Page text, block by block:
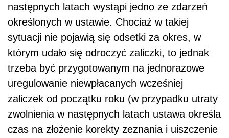
następnych latach wystąpi jedno ze zdarzeń
określonych w ustawie. Chociaż w takiej
sytuacji nie pojawią się odsetki za okres, w
którym udało się odroczyć zaliczki, to jednak
trzeba być przygotowanym na jednorazowe
uregulowanie niewpłacanych wcześniej
zaliczek od początku roku (w przypadku utraty
zwolnienia w następnych latach ustawa określa
czas na złożenie korekty zeznania i uiszczenie